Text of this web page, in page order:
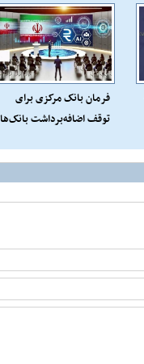
فرمان بانک مرکزی برای
توقف اضافه‌برداشت بانک‌ها